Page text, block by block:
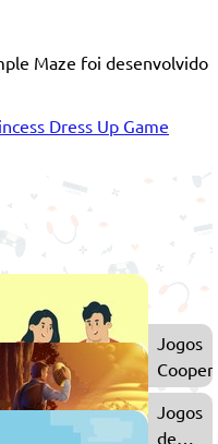
Maze foi desenvolvido
Dress Up Game
Jogos
Jogos
de